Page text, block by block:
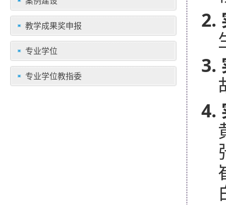
教学成果奖申报
专业学位
专业学位教指委
2.
3.
4.